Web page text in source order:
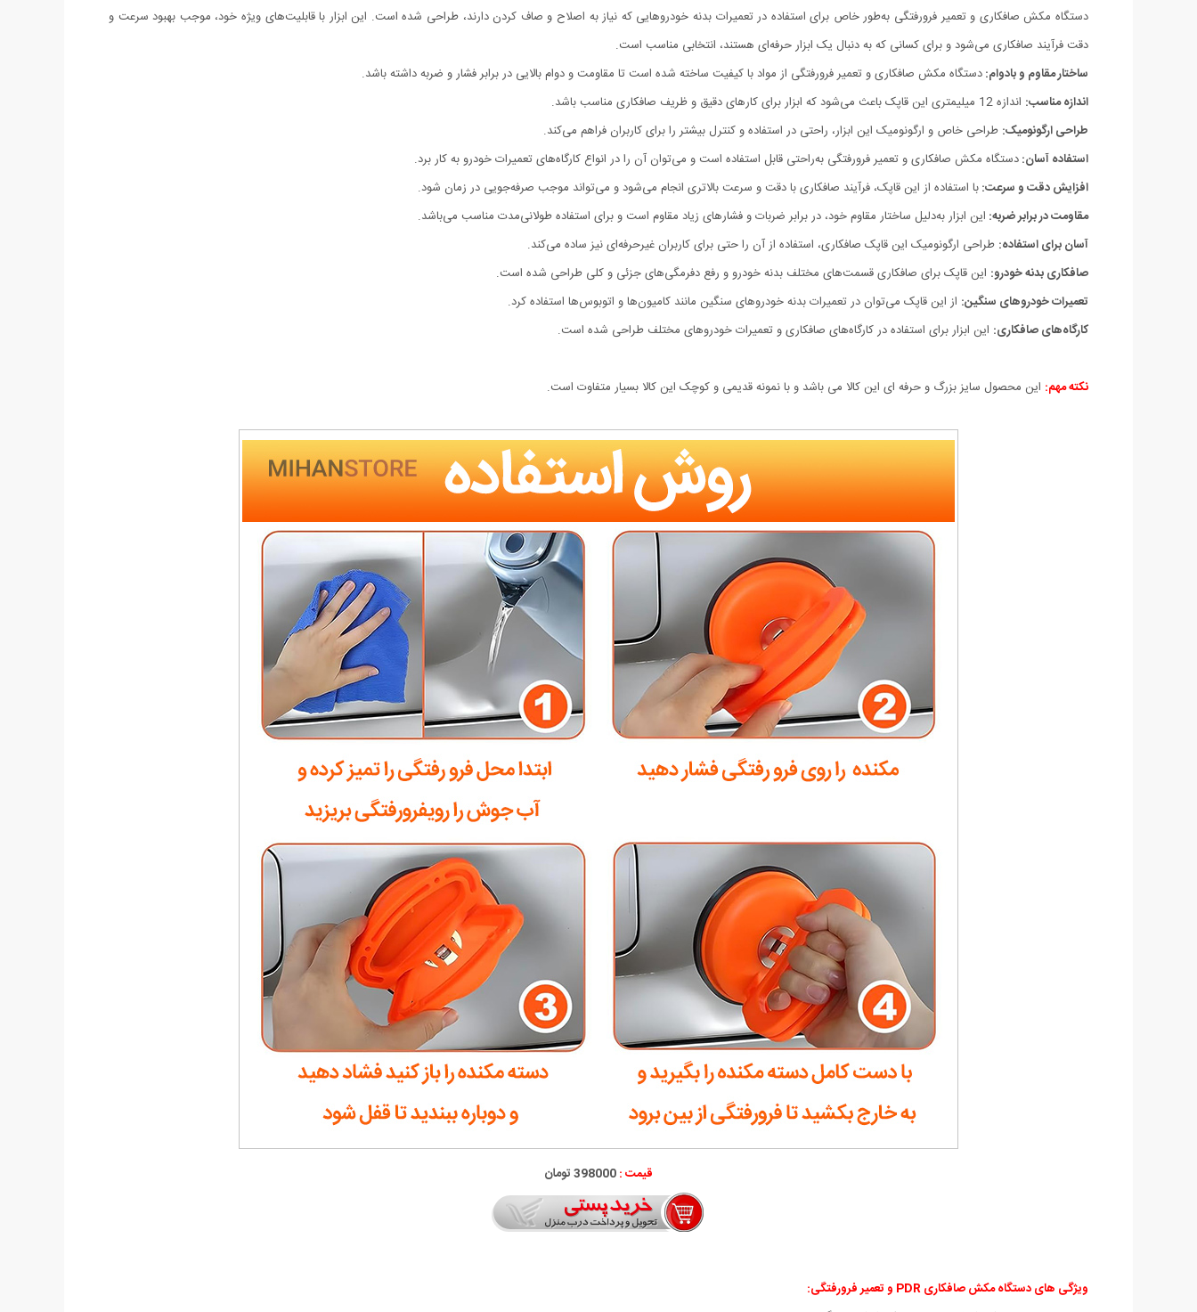
دستگاه مکش صافکاری و تعمیر فرورفتگی به‌طور خاص برای استفاده در تعمیرات بدنه خودروهایی که نیاز به اصلاح و صاف کردن دارند، طراحی شده است. این ابزار با قابلیت‌های ویژه خود، موجب بهبود سرعت و
دقت فرآیند صافکاری می‌شود و برای کسانی که به دنبال یک ابزار حرفه‌ای هستند، انتخابی مناسب است.
ساختار مقاوم و بادوام:دستگاه مکش صافکاری و تعمیر فرورفتگی از مواد با کیفیت ساخته شده است تا مقاومت و دوام بالایی در برابر فشار و ضربه داشته باشد.
اندازه مناسب: اندازه 12 میلیمتری این قاپک باعث می‌شود که ابزار برای کارهای دقیق و ظریف صافکاری مناسب باشد.
طراحی ارگونومیک: طراحی خاص و ارگونومیک این ابزار، راحتی در استفاده و کنترل بیشتر را برای کاربران فراهم می‌کند.
استفاده آسان:دستگاه مکش صافکاری و تعمیر فرورفتگی به‌راحتی قابل استفاده است و می‌توان آن را در انواع کارگاه‌های تعمیرات خودرو به کار برد.
افزایش دقت و سرعت:با استفاده از این قاپک، فرآیند صافکاری با دقت و سرعت بالاتری انجام می‌شود و می‌تواند موجب صرفه‌جویی در زمان شود.
مقاومت در برابر ضربه: این ابزار به‌دلیل ساختار مقاوم خود، در برابر ضربات و فشارهای زیاد مقاوم است و برای استفاده طولانی‌مدت مناسب می‌باشد.
آسان برای استفاده: طراحی ارگونومیک این قاپک صافکاری، استفاده از آن را حتی برای کاربران غیرحرفه‌ای نیز ساده می‌کند.
صافکاری بدنه خودرو: این قاپک برای صافکاری قسمت‌های مختلف بدنه خودرو و رفع دفرمگی‌های جزئی و کلی طراحی شده است.
تعمیرات خودروهای سنگین: از این قاپک می‌توان در تعمیرات بدنه خودروهای سنگین مانند کامیون‌ها و اتوبوس‌ها استفاده کرد.
کارگاه‌های صافکاری: این ابزار برای استفاده در کارگاه‌های صافکاری و تعمیرات خودروهای مختلف طراحی شده است.
نکته مهم: این محصول سایز بزرگ و حرفه ای این کالا می باشد و با نمونه قدیمی و کوچک این کالا بسیار متفاوت است.
قیمت :398000 تومان
ویژگی های دستگاه مکش صافکاری PDR و تعمیر فرورفتگی: